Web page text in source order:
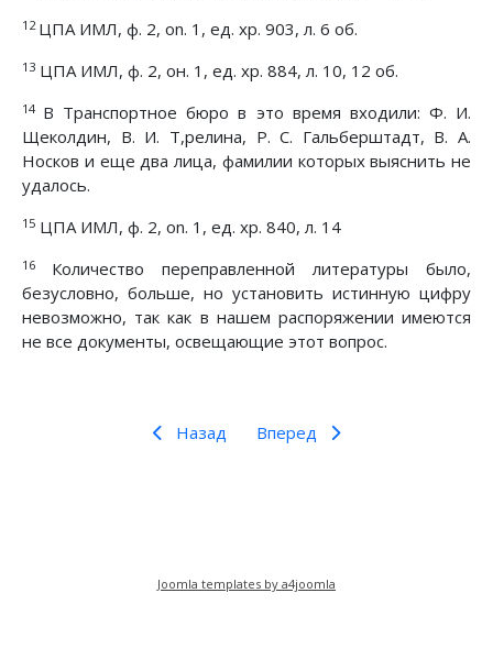
12 ЦПА ИМЛ, ф. 2, on. 1, ед. хр. 903, л. 6 об.
13 ЦПА ИМЛ, ф. 2, он. 1, ед. хр. 884, л. 10, 12 об.
14 В Транспортное бюро в это время входили: Ф. И.
Щеколдин, В. И. Т,релина, Р. С. Гальберштадт, В. А.
Носков и еще два лица, фамилии которых выяснить не
удалось.
15 ЦПА ИМЛ, ф. 2, on. 1, ед. хр. 840, л. 14
16 Количество переправленной литературы было,
безусловно, больше, но установить истинную цифру
невозможно, так как в нашем распоряжении имеются
не все документы, освещающие этот вопрос.
Назад Вперед
Joomla templates by a4joomla